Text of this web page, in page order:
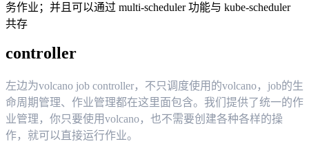
务作业；并且可以通过 multi-scheduler功能与 kube-scheduler
共存
controller
左边为volcano job controller，不只调度使用的volcano， job的生
命周期管理、作业管理都在这里面包含。我们提供了统一的作
业管理，你只要使用volcano，也不需要创建各种各样的操
作，就可以直接运行作业。